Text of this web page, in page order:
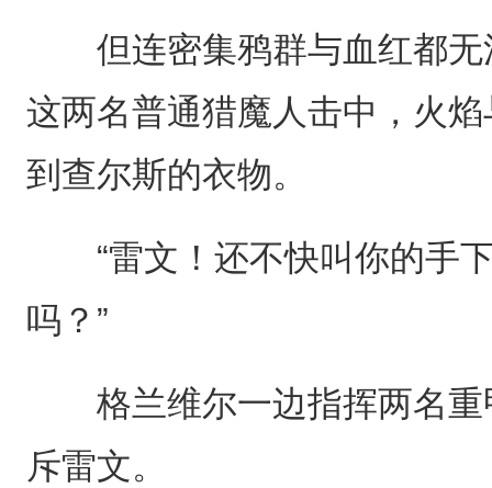
但连密集鸦群与血红都无
这两名普通猎魔人击中，火
到查尔斯的衣物。
“雷文！还不快叫你的手下
吗？”
格兰维尔一边指挥两名重
斥雷文。